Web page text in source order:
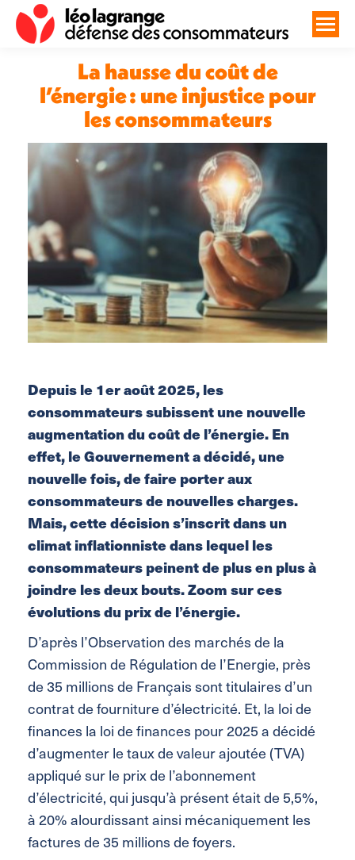
La hausse du coût de
l’énergie : une injustice pour
les consommateurs
Vous êtes ici :
Depuis le 1er août 2025, les
consommateurs subissent une nouvelle
augmentation du coût de l’énergie. En
effet, le Gouvernement a décidé, une
nouvelle fois, de faire porter aux
consommateurs de nouvelles charges.
Mais, cette décision s’inscrit dans un
climat inflationniste dans lequel les
consommateurs peinent de plus en plus à
joindre les deux bouts. Zoom sur ces
évolutions du prix de l’énergie.
D’après l’Observation des marchés de la
Commission de Régulation de l’Energie, près
de 35 millions de Français sont titulaires d’un
contrat de fourniture d’électricité. Et, la loi de
finances la loi de finances pour 2025 a décidé
d’augmenter le taux de valeur ajoutée (TVA)
appliqué sur le prix de l’abonnement
d’électricité, qui jusqu’à présent était de 5,5%,
à 20% alourdissant ainsi mécaniquement les
factures de 35 millions de foyers.